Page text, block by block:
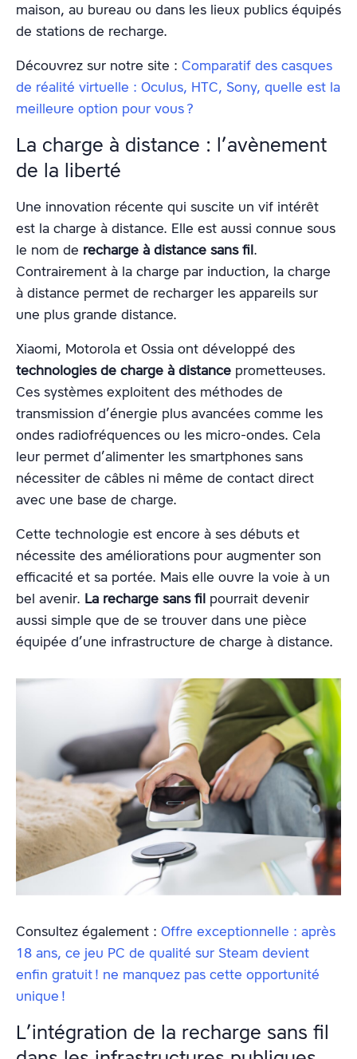
maison, au bureau ou dans les lieux publics équipés
de stations de recharge.
Découvrez sur notre site : Comparatif des casques
de réalité virtuelle : Oculus, HTC, Sony, quelle est la
meilleure option pour vous ?
La charge à distance : l’avènement
de la liberté
Une innovation récente qui suscite un vif intérêt
est la charge à distance. Elle est aussi connue sous
le nom de recharge à distance sans fil.
Contrairement à la charge par induction, la charge
à distance permet de recharger les appareils sur
une plus grande distance.
Xiaomi, Motorola et Ossia ont développé des
technologies de charge à distance prometteuses.
Ces systèmes exploitent des méthodes de
transmission d’énergie plus avancées comme les
ondes radiofréquences ou les micro-ondes. Cela
leur permet d’alimenter les smartphones sans
nécessiter de câbles ni même de contact direct
avec une base de charge.
Cette technologie est encore à ses débuts et
nécessite des améliorations pour augmenter son
efficacité et sa portée. Mais elle ouvre la voie à un
bel avenir. La recharge sans fil pourrait devenir
aussi simple que de se trouver dans une pièce
équipée d’une infrastructure de charge à distance.
Consultez également : Offre exceptionnelle : après
18 ans, ce jeu PC de qualité sur Steam devient
enfin gratuit ! ne manquez pas cette opportunité
unique !
L’intégration de la recharge sans fil